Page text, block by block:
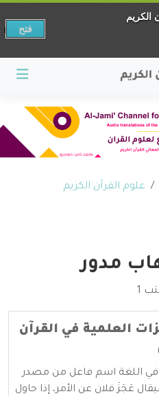
علوم القرآن الكريم
مدور
1
العلمية في القرآن
في اللغة اسم فاعل من مصدر
عَجَزَ فلان عن الأمر، إذا حاول
الكريم
فتح